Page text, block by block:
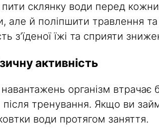
пити склянку води перед
але й поліпшити травлення
з’їденої їжі та сприяти
активність
навантажень організм
після тренування. Якщо ви
води протягом заняття.